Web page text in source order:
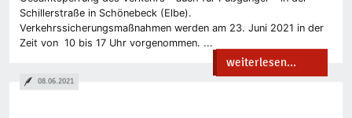
Schillerstraße in Schönebeck (Elbe).
Verkehrssicherungsmaßnahmen werden am 23. Juni 2021 in der
Zeit von 10 bis 17 Uhr vorgenommen. ...
weiterlesen...
08.06.2021